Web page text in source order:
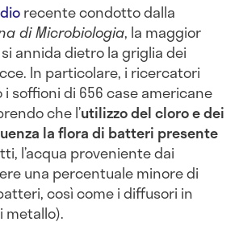
recente condotto dalla
di Microbiologia, la maggior
annida dietro la griglia dei
In particolare, i ricercatori
soffioni di 656 case americane
che l’utilizzo del cloro e dei
la flora di batteri presente
l’acqua proveniente dai
una percentuale minore di
così come i diffusori in
metallo).